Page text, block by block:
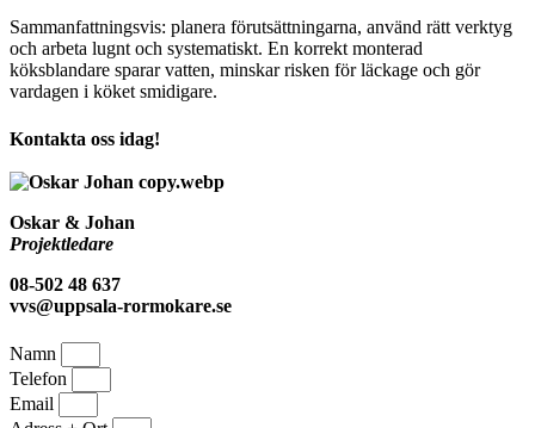
Sammanfattningsvis: planera förutsättningarna, använd rätt verktyg
och arbeta lugnt och systematiskt. En korrekt monterad
köksblandare sparar vatten, minskar risken för läckage och gör
vardagen i köket smidigare.
Kontakta oss idag!
Oskar & Johan
Projektledare
08-502 48 637
vvs@uppsala-rormokare.se
Namn
Telefon
Email